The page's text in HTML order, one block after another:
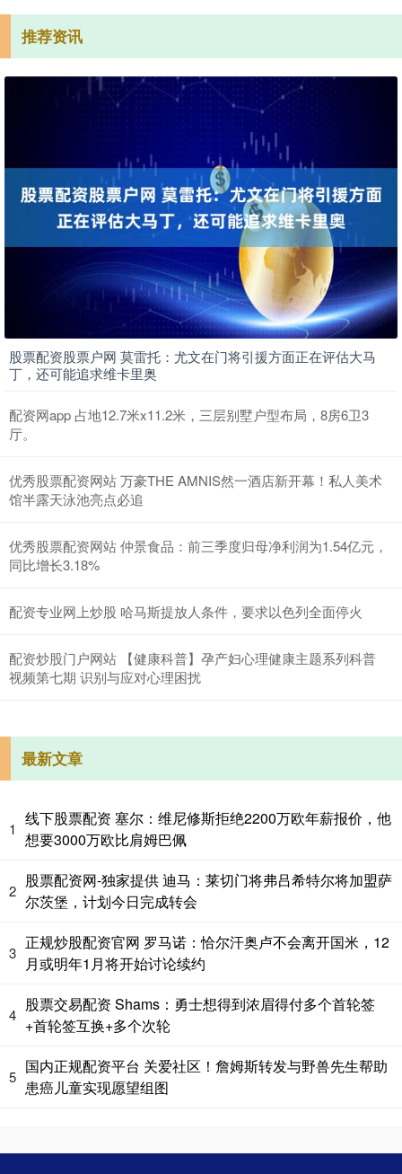
推荐资讯
股票配资股票户网 莫雷托：尤文在门将引援方面正在评估大马
丁，还可能追求维卡里奥
配资网app 占地12.7米x11.2米，三层别墅户型布局，8房6卫3
厅。
优秀股票配资网站 万豪THE AMNIS然一酒店新开幕！私人美术
馆半露天泳池亮点必追
优秀股票配资网站 仲景食品：前三季度归母净利润为1.54亿元，
同比增长3.18%
配资专业网上炒股 哈马斯提放人条件，要求以色列全面停火
配资炒股门户网站 【健康科普】孕产妇心理健康主题系列科普
视频第七期 识别与应对心理困扰
最新文章
1
线下股票配资 塞尔：维尼修斯拒绝2200万欧年薪报价，他
想要3000万欧比肩姆巴佩
2
股票配资网-独家提供 迪马：莱切门将弗吕希特尔将加盟萨
尔茨堡，计划今日完成转会
3
正规炒股配资官网 罗马诺：恰尔汗奥卢不会离开国米，12
月或明年1月将开始讨论续约
4
股票交易配资 Shams：勇士想得到浓眉得付多个首轮签
+首轮签互换+多个次轮
5
国内正规配资平台 关爱社区！詹姆斯转发与野兽先生帮助
患癌儿童实现愿望组图